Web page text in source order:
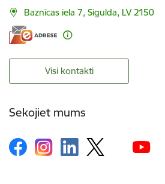
Baznīcas iela 7, Sigulda, LV 2150
Visi kontakti
Sekojiet mums